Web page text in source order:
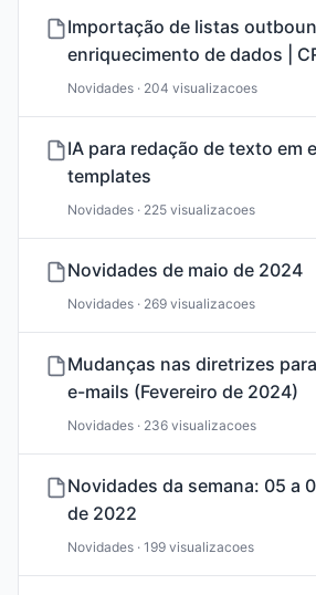
Importação de listas
enriquecimento de dados |
Novidades · 204 visualizacoes
IA para redação de texto em
templates
Novidades · 225 visualizacoes
Novidades de maio de 2024
Novidades · 269 visualizacoes
Mudanças nas diretrizes
e-mails (Fevereiro de 2024)
Novidades · 236 visualizacoes
Novidades da semana: 05 a
de 2022
Novidades · 199 visualizacoes